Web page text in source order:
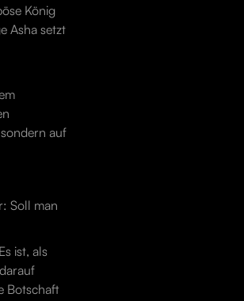
König
Asha setzt
auf
Soll man
ist, als
Botschaft